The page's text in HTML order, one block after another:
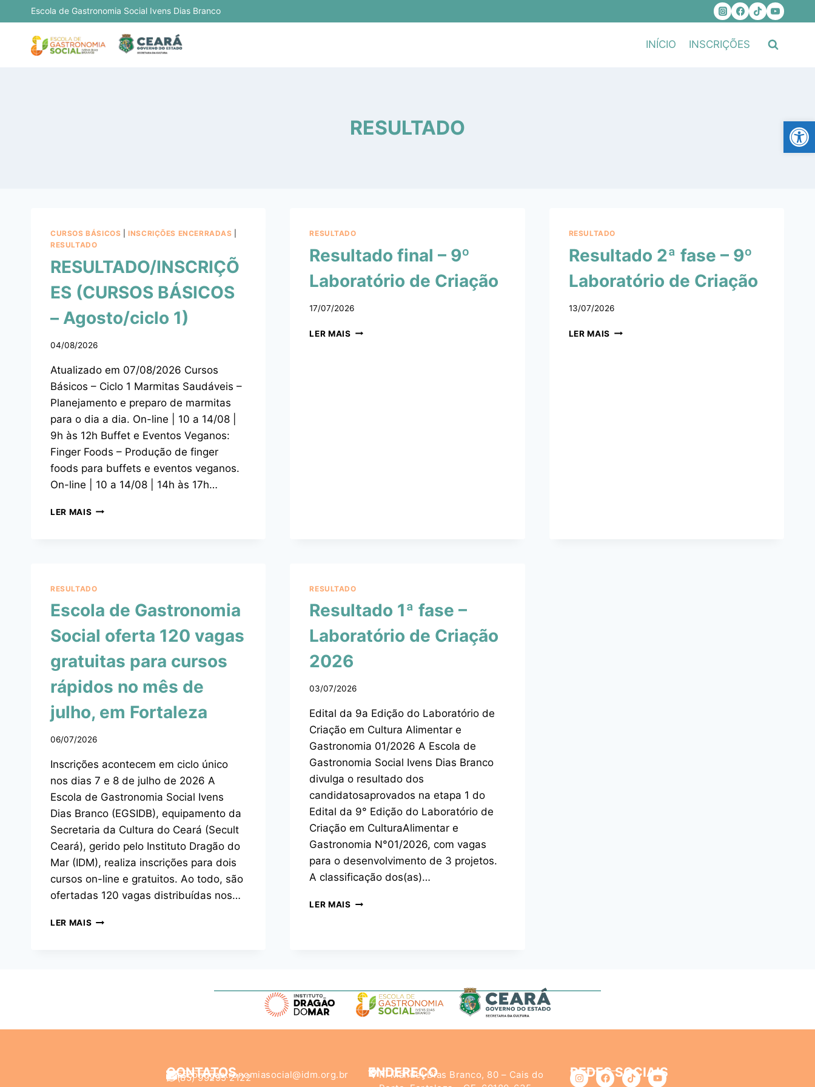
Escola de Gastronomia Social Ivens Dias Branco
INÍCIO INSCRIÇÕES
RESULTADO
CURSOS BÁSICOS |INSCRIÇÕES ENCERRADAS
RESULTADO
RESULTADO/INSCRIÇÕ
ES (CURSOS BÁSICOS
– Agosto/ciclo 1)
04/08/2026
Atualizado em 07/08/2026 Cursos
Básicos – Ciclo 1 Marmitas Saudáveis –
Planejamento e preparo de marmitas
para o dia a dia. On-line | 10 a 14/08 |
9h às 12h Buffet e Eventos Veganos:
Finger Foods – Produção de finger
foods para buffets e eventos veganos.
On-line | 10 a 14/08 | 14h às 17h…
LER MAIS
RESULTADO
Resultado final – 9º
Laboratório de Criação
17/07/2026
LER MAIS
RESULTADO
Resultado 2ª fase – 9º
Laboratório de Criação
13/07/2026
LER MAIS
RESULTADO
Escola de Gastronomia
Social oferta 120 vagas
gratuitas para cursos
rápidos no mês de
julho, em Fortaleza
06/07/2026
Inscrições acontecem em ciclo único
nos dias 7 e 8 de julho de 2026 A
Escola de Gastronomia Social Ivens
Dias Branco (EGSIDB), equipamento da
Secretaria da Cultura do Ceará (Secult
Ceará), gerido pelo Instituto Dragão do
Mar (IDM), realiza inscrições para dois
cursos on-line e gratuitos. Ao todo, são
ofertadas 120 vagas distribuídas nos…
LER MAIS
RESULTADO
Resultado 1ª fase –
Laboratório de Criação
2026
03/07/2026
Edital da 9a Edição do Laboratório de
Criação em Cultura Alimentar e
Gastronomia 01/2026 A Escola de
Gastronomia Social Ivens Dias Branco
divulga o resultado dos
candidatosaprovados na etapa 1 do
Edital da 9° Edição do Laboratório de
Criação em CulturaAlimentar e
Gastronomia N°01/2026, com vagas
para o desenvolvimento de 3 projetos.
A classificação dos(as)…
LER MAIS
CONTATOS
ascom.gastronomiasocial@idm.org.br
(85) 99295 2122
ENDEREÇO
R. Manuel Dias Branco, 80 – Cais do
REDES SOCIAIS